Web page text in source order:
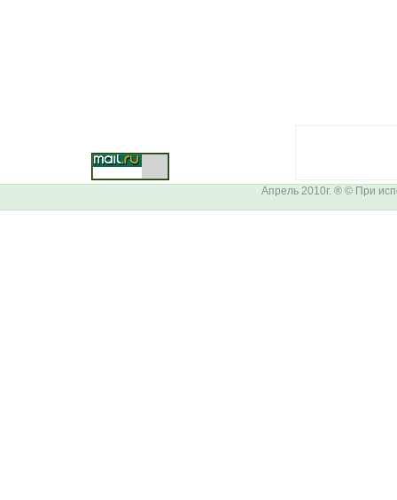
Апрель 2010г. ® © При